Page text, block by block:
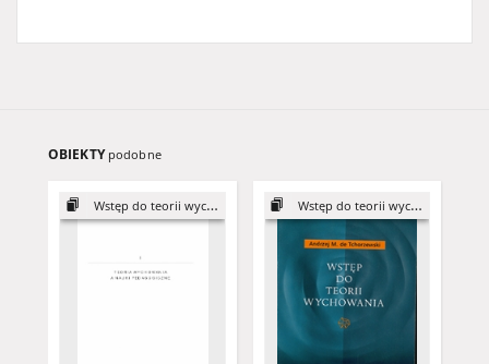
OBIEKTY podobne
Wstęp do teorii wychowania Wstęp do teorii wychowania